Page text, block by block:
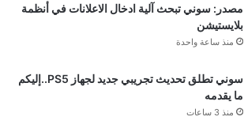
مصدر: سوني تبحث آلية ادخال الاعلانات في أنظمة
بلايستيشن
منذ ساعة واحدة
سوني تطلق تحديث تجريبي جديد لجهاز PS5..إليكم
ما يقدمه
منذ 3 ساعات